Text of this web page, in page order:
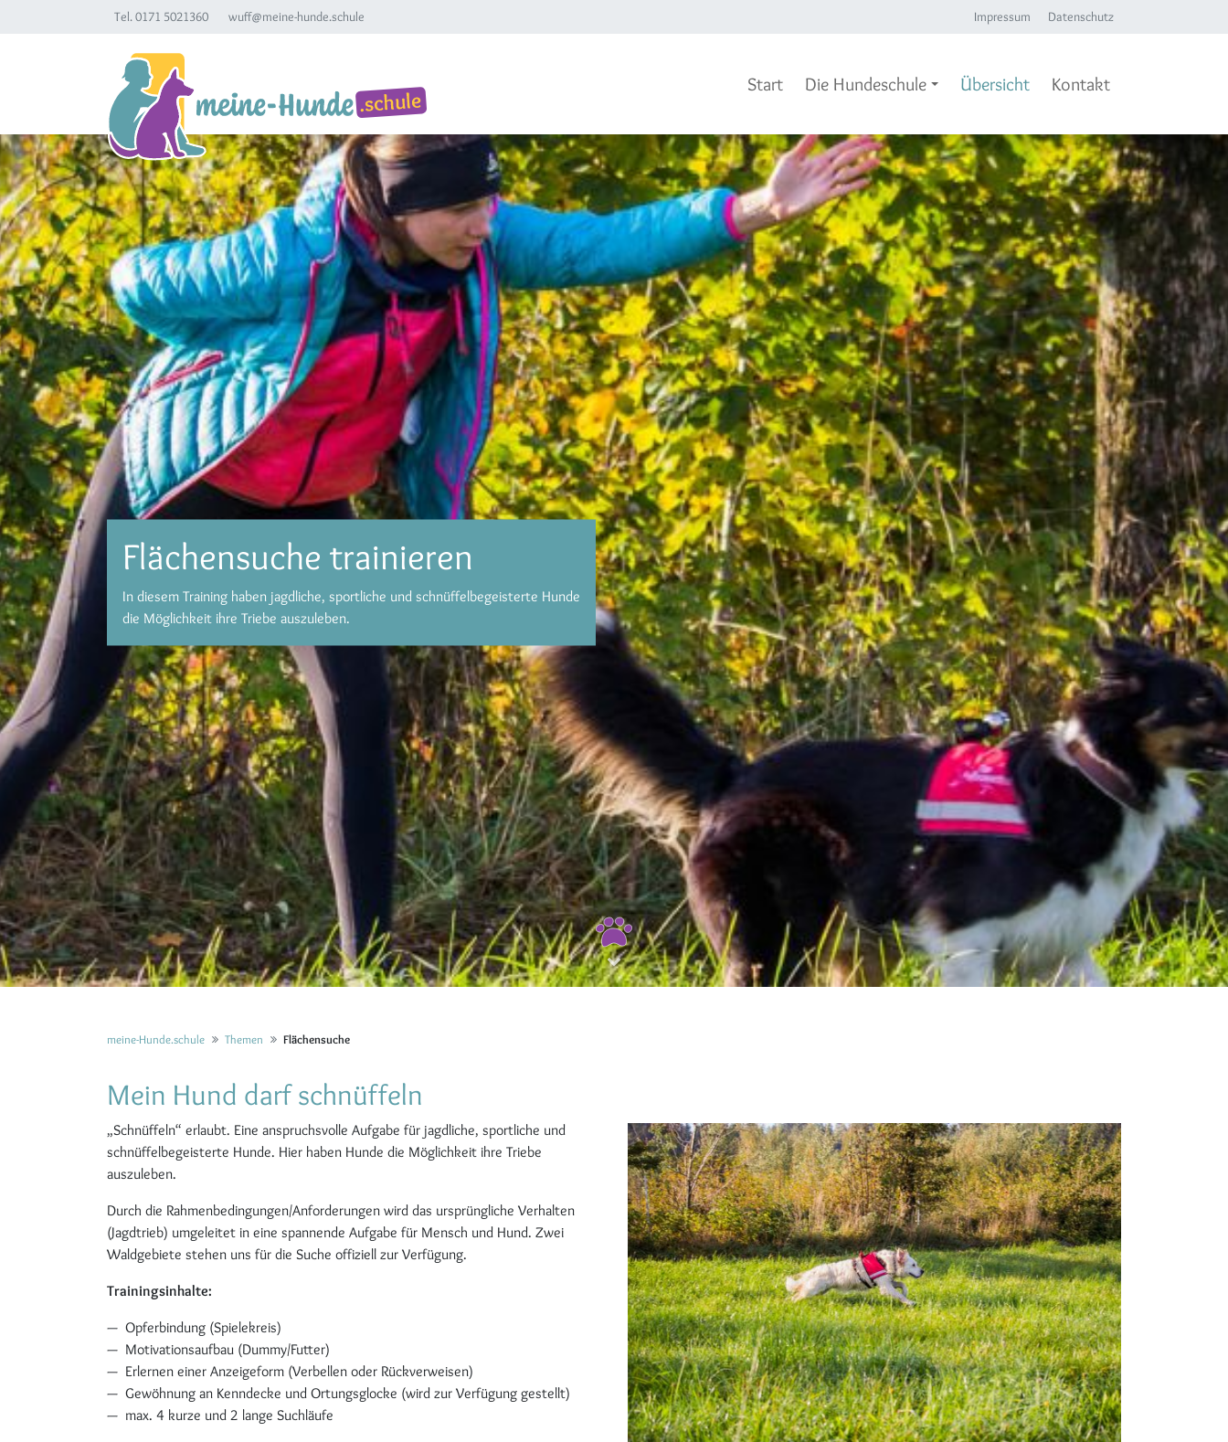
Tel. 0171 5021360 wuff@meine-hunde.schule Impressum Datenschutz
Start Die Hundeschule Übersicht Kontakt
Flächensuche trainieren
In diesem Training haben jagdliche, sportliche und schnüffelbegeisterte Hunde
die Möglichkeit ihre Triebe auszuleben.
meine-Hunde.schule Themen Flächensuche
Mein Hund darf schnüffeln
„Schnüffeln“ erlaubt. Eine anspruchsvolle Aufgabe für jagdliche, sportliche und
schnüffelbegeisterte Hunde. Hier haben Hunde die Möglichkeit ihre Triebe
auszuleben.
Durch die Rahmenbedingungen/Anforderungen wird das ursprüngliche Verhalten
(Jagdtrieb) umgeleitet in eine spannende Aufgabe für Mensch und Hund. Zwei
Waldgebiete stehen uns für die Suche offiziell zur Verfügung.
Trainingsinhalte:
Opferbindung (Spielekreis)
Motivationsaufbau (Dummy/Futter)
Erlernen einer Anzeigeform (Verbellen oder Rückverweisen)
Gewöhnung an Kenndecke und Ortungsglocke (wird zur Verfügung gestellt)
max. 4 kurze und 2 lange Suchläufe